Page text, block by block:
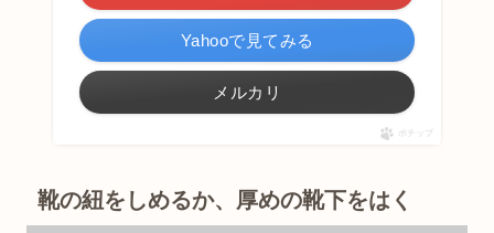
Yahooで見てみる
メルカリ
ポチップ
靴の紐をしめるか、厚めの靴下をはく